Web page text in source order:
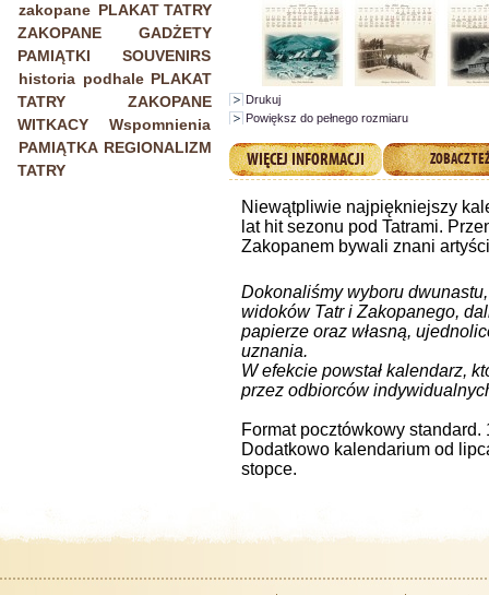
zakopane PLAKAT TATRY
ZAKOPANE
GADŻETY
PAMIĄTKI SOUVENIRS
historia podhale PLAKAT
TATRY ZAKOPANE
WITKACY
Wspomnienia
PAMIĄTKA REGIONALIZM
TATRY
Drukuj
Powiększ do pełnego rozmiaru
WIĘCEJ INFORMACJI ZOBACZ TEŻ
Niewątpliwie najpiękniejszy
lat hit sezonu pod Tatrami.
Zakopanem bywali znani
Dokonaliśmy wyboru
widoków Tatr i Zakopanego,
papierze oraz własną,
uznania.
W efekcie powstał kalendarz,
przez odbiorców
Format pocztówkowy
Dodatkowo kalendarium od
stopce.